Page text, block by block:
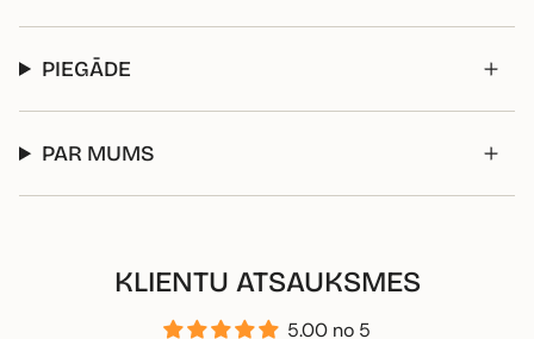
PIEGĀDE
PAR MUMS
KLIENTU ATSAUKSMES
5.00 no 5